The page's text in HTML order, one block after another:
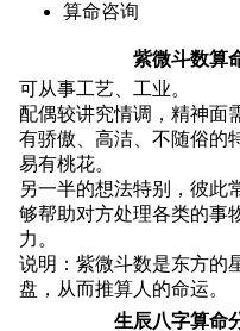
算命咨询
紫微斗数算
可从事工艺、工业。
配偶较讲究情调，精神面
有骄傲、高洁、不随俗的
易有桃花。
另一半的想法特别，彼此
够帮助对方处理各类的事
力。
说明：紫微斗数是东方的
盘，从而推算人的命运。
生辰八字算命